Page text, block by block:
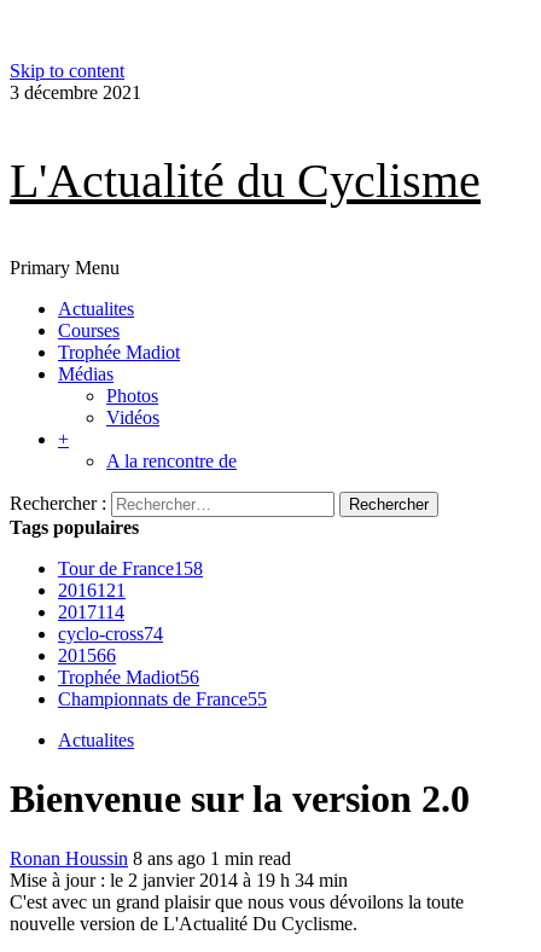
Skip to content
3 décembre 2021
L'Actualité du Cyclisme
Primary Menu
Actualites
Courses
Trophée Madiot
Médias
Photos
Vidéos
+
A la rencontre de
Rechercher :
Tags populaires
Tour de France158
2016121
2017114
cyclo-cross74
201566
Trophée Madiot56
Championnats de France55
Actualites
Bienvenue sur la version 2.0
Ronan Houssin 8 ans ago 1 min read
Mise à jour : le 2 janvier 2014 à 19 h 34 min
C'est avec un grand plaisir que nous vous dévoilons la toute
nouvelle version de L'Actualité Du Cyclisme.